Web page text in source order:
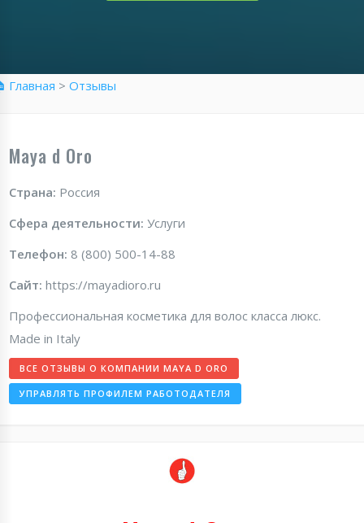
Главная > Отзывы
Maya d Oro
Страна: Россия
Сфера деятельности: Услуги
Телефон: 8 (800) 500-14-88
Сайт: https://mayadioro.ru
Профессиональная косметика для волос класса люкс.
Made in Italy
ВСЕ ОТЗЫВЫ О КОМПАНИИ MAYA D ORO
УПРАВЛЯТЬ ПРОФИЛЕМ РАБОТОДАТЕЛЯ